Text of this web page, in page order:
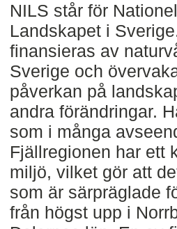
NILS står för
Landskapet i
finansieras av
Sverige och
påverkan på
andra förändringar.
som i många
Fjällregionen har ett
miljö, vilket gör att
som är särpräglade
från högst upp i